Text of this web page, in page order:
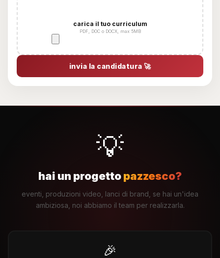
carica il tuo curriculum
PDF, DOC o DOCX, max 5MB
💡
hai un progettopazzesco?
eventi, produzioni video, lanci di brand, se hai un'idea
ambiziosa, noi abbiamo il team per realizzarla.
🎉